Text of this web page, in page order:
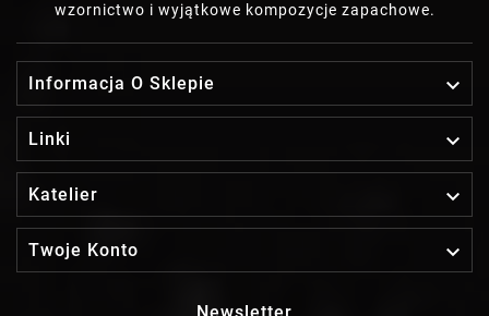
wzornictwo i wyjątkowe kompozycje zapachowe.
Informacja O Sklepie 
Linki 
Katelier 
Twoje Konto 